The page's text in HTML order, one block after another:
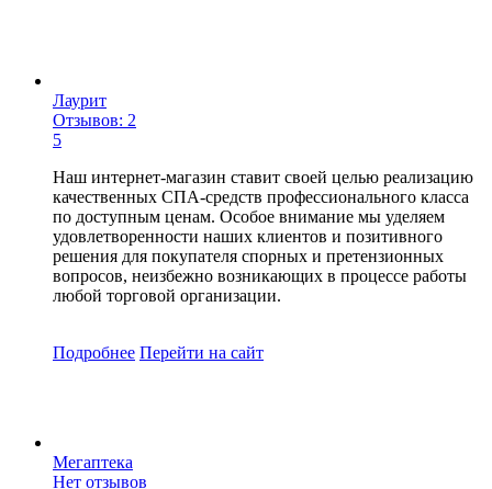
Лаурит
Отзывов: 2
5
Наш интернет-магазин ставит своей целью реализацию
качественных СПА-средств профессионального класса
по доступным ценам. Особое внимание мы уделяем
удовлетворенности наших клиентов и позитивного
решения для покупателя спорных и претензионных
вопросов, неизбежно возникающих в процессе работы
любой торговой организации.
Подробнее Перейти на сайт
Мегаптека
Нет отзывов